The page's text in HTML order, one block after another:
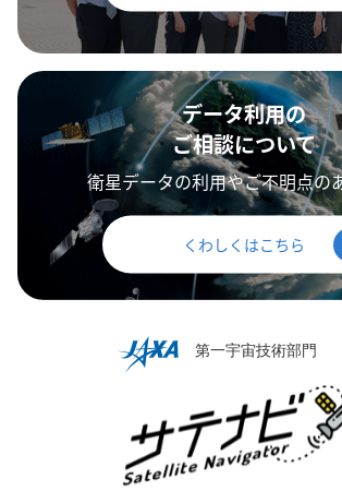
データ利用の
ご相談について
衛星データの利用やご不明点の
くわしくはこちら